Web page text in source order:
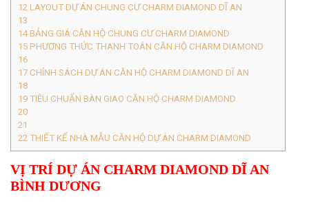
12 LAYOUT DỰ ÁN CHUNG CƯ CHARM DIAMOND DĨ AN
13
14BẢNG GIÁ CĂN HỘ CHUNG CƯ CHARM DIAMOND
15 PHƯƠNG THỨC THANH TOÁN CĂN HỘ CHARM DIAMOND
16
17 CHÍNH SÁCH DỰ ÁN CĂN HỘ CHARM DIAMOND DĨ AN
18
19 TIÊU CHUẨN BÀN GIAO CĂN HỘ CHARM DIAMOND
20
21
22 THIẾT KẾ NHÀ MẪU CĂN HỘ DỰ ÁN CHARM DIAMOND
VỊ TRÍ DỰ ÁN CHARM DIAMOND DĨ AN
BÌNH DƯƠNG